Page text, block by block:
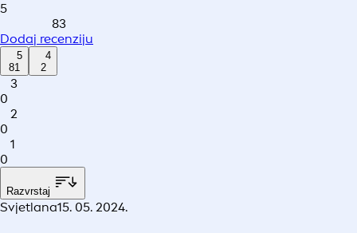
5
83
Dodaj recenziju
5
81
4
2
3
0
2
0
1
0
Razvrstaj
Svjetlana15. 05. 2024.